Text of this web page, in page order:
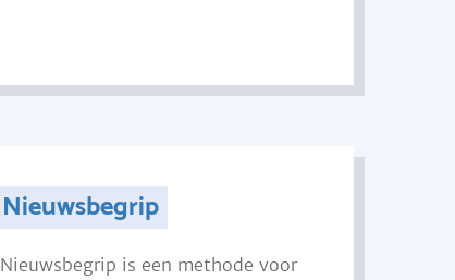
Nieuwsbegrip
Nieuwsbegrip is een methode voor